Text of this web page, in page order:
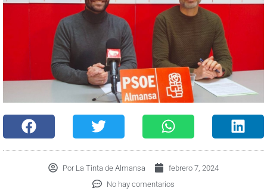
Por La Tinta de Almansa
febrero 7, 2024
No hay comentarios